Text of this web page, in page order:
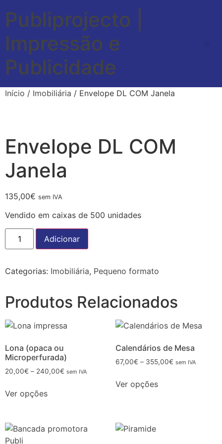
Publiprojecto |
Impressão e
Publicidade
Início / Imobiliária / Envelope DL COM Janela
Envelope DL COM
Janela
135,00€ sem IVA
Vendido em caixas de 500 unidades
Adicionar
Categorias: Imobiliária, Pequeno formato
Produtos Relacionados
Lona (opaca ou
Microperfurada)
20,00€ – 240,00€ sem IVA
Ver opções
Calendários de Mesa
67,00€ – 355,00€ sem IVA
Ver opções